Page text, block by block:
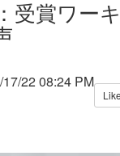
受賞ワー
17/22 08:24 PM